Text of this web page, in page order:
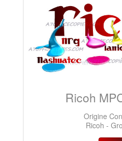
Ricoh
Origine
Ricoh -